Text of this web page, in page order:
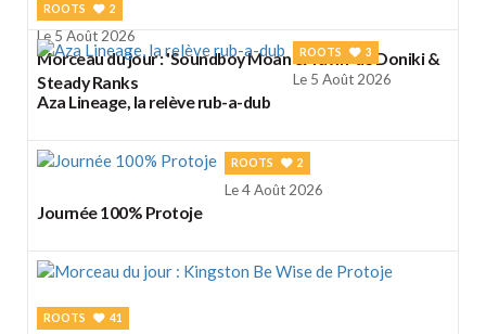
ROOTS 2
Le 5 Août 2026
Morceau du jour : 'Soundboy Moan & Yawn' de Doniki &
Steady Ranks
ROOTS 3
Le 5 Août 2026
Aza Lineage, la relève rub-a-dub
ROOTS 2
Le 4 Août 2026
Journée 100% Protoje
ROOTS 41